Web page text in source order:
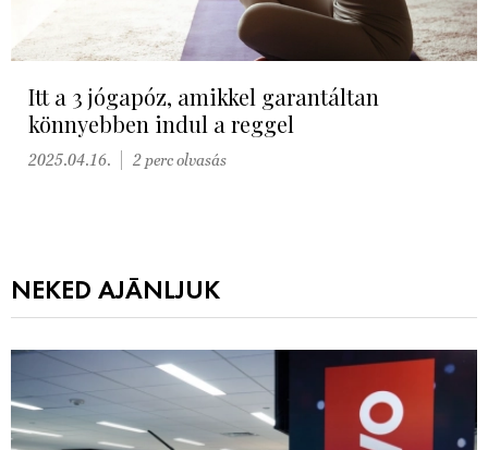
Itt a 3 jógapóz, amikkel garantáltan
könnyebben indul a reggel
2025.04.16. 2 perc olvasás
NEKED AJÁNLJUK